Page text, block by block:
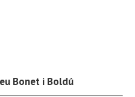
Bonet i Boldú